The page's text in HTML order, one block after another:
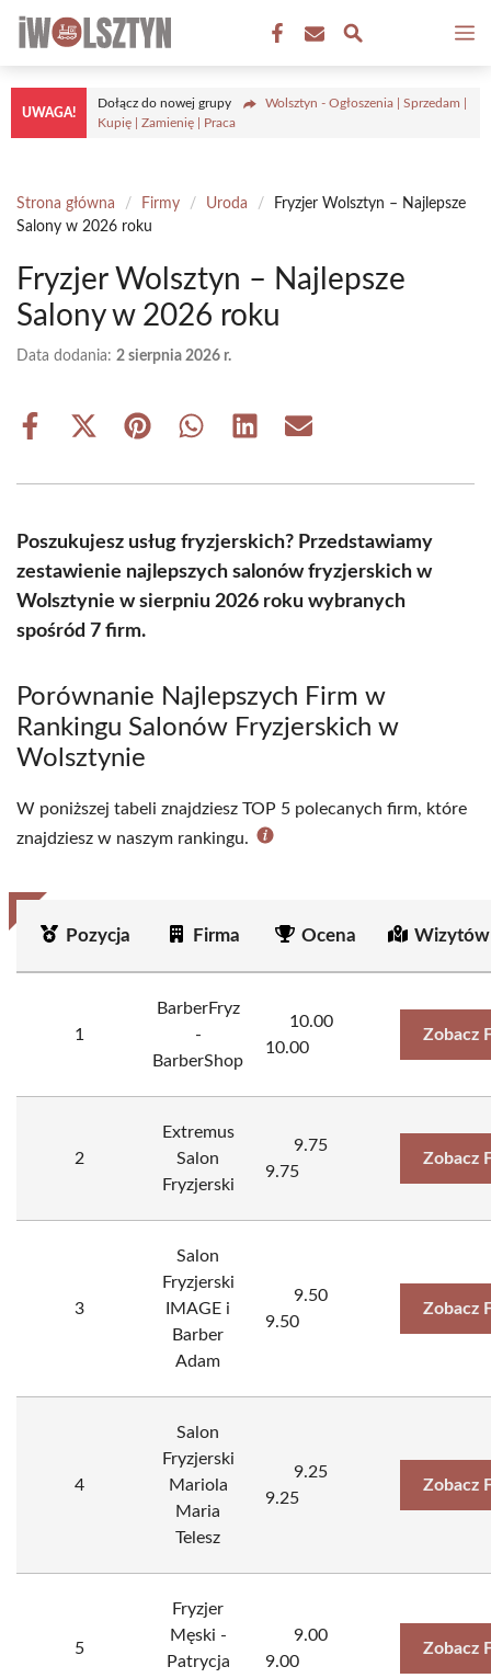
Przejdź
treści
UWAGA!
Dołącz do nowej grupy
Wolsztyn - Ogłoszenia | Sprzedam |
Kupię | Zamienię | Praca
Strona główna / Firmy / Uroda /
Fryzjer Wolsztyn – Najlepsze
Salony w 2026 roku
Fryzjer Wolsztyn – Najlepsze
Salony w 2026 roku
Data dodania: 2 sierpnia 2026 r.
Share
Share
(Twitter)
Share Share Share Share
Poszukujesz usług fryzjerskich? Przedstawiamy
zestawienie najlepszych salonów fryzjerskich w
Wolsztynie w sierpniu 2026 roku wybranych
spośród 7 firm.
Porównanie Najlepszych Firm w
Rankingu Salonów Fryzjerskich w
Wolsztynie
W poniższej tabeli znajdziesz TOP 5 polecanych firm, które
znajdziesz w naszym rankingu.
Pozycja Firma Ocena
1
BarberFryz
-
BarberShop
10.00
10.00
Zobacz
2
Extremus
Salon
Fryzjerski
9.75
9.75
Zobacz
3
Salon
Fryzjerski
IMAGE i
Barber
Adam
9.50
9.50
Zobacz
4
Salon
Fryzjerski
Mariola
Maria
Telesz
9.25
9.25
Zobacz
5
Fryzjer
Męski -
Patrycja
9.00
9.00
Zobacz